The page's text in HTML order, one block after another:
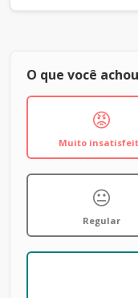
O que você
😡
Muito
😐
Regular